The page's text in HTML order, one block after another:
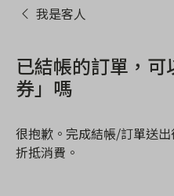
我是客人
已結帳的訂單，
券」嗎
很抱歉。完成結帳/訂單送
折抵消費。